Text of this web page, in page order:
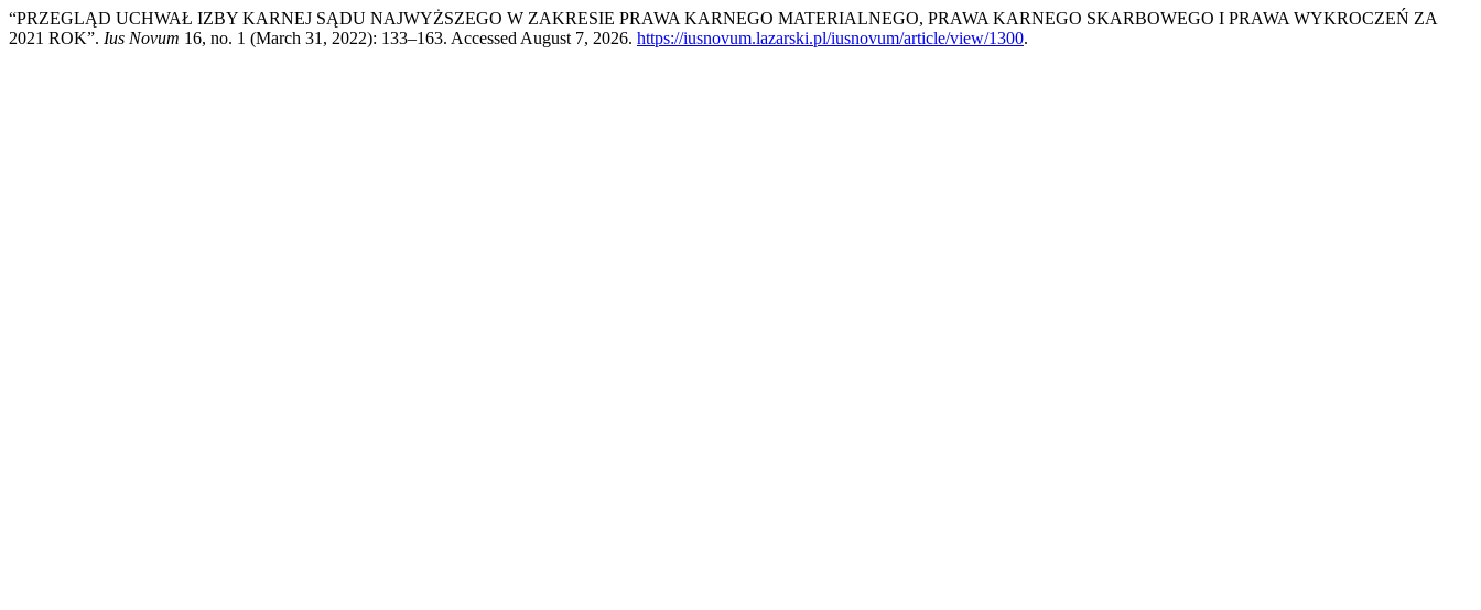
“PRZEGLĄD UCHWAŁ IZBY KARNEJ SĄDU NAJWYŻSZEGO W ZAKRESIE PRAWA KARNEGO MATERIALNEGO, PRAWA KARNEGO SKARBOWEGO I PRAWA WYKROCZEŃ ZA
2021 ROK”. Ius Novum 16, no. 1 (March 31, 2022): 133–163. Accessed August 7, 2026. https://iusnovum.lazarski.pl/iusnovum/article/view/1300.